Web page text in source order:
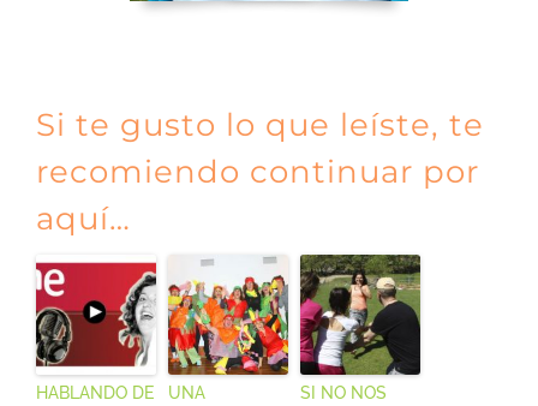
Si te gusto lo que leíste, te
recomiendo continuar por
aquí…
HABLANDO DE
UNA
SI NO NOS